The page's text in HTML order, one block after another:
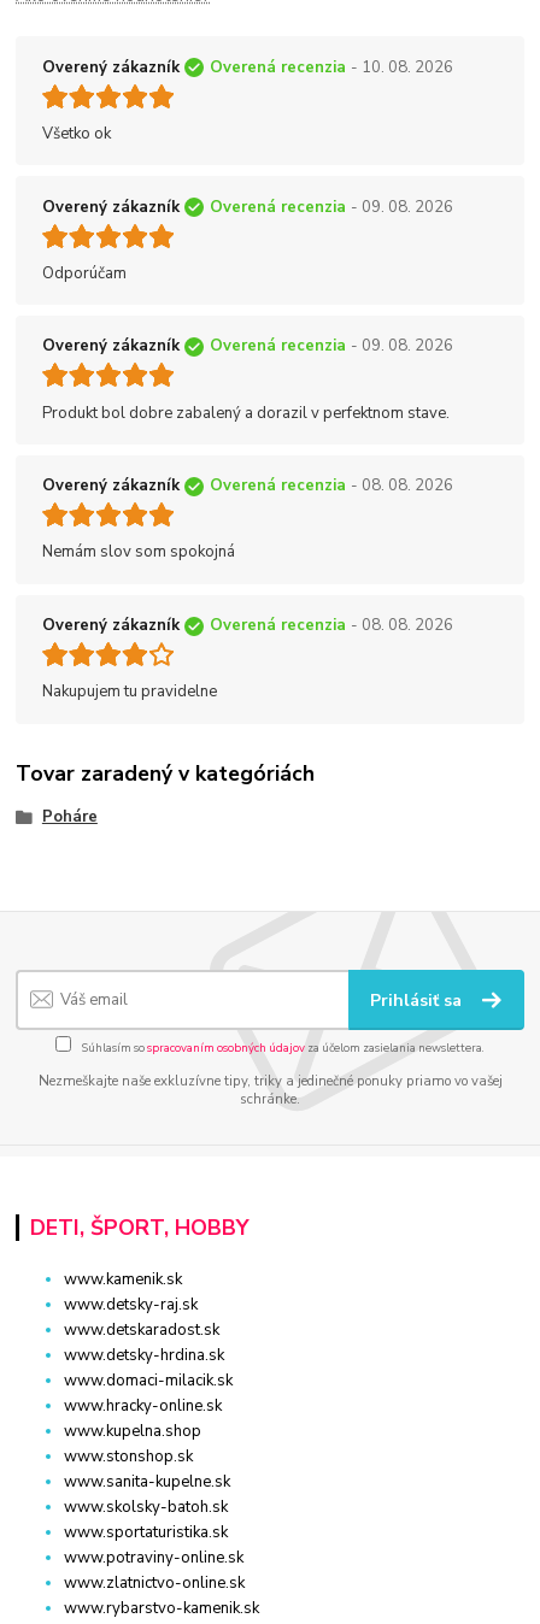
Overený zákazník Overená recenzia - 10. 08. 2026
Všetko ok
Overený zákazník Overená recenzia - 09. 08. 2026
Odporúčam
Overený zákazník Overená recenzia - 09. 08. 2026
Produkt bol dobre zabalený a dorazil v perfektnom stave.
Overený zákazník Overená recenzia - 08. 08. 2026
Nemám slov som spokojná
Overený zákazník Overená recenzia - 08. 08. 2026
Nakupujem tu pravidelne
Tovar zaradený v kategóriách
Poháre
Prihlásiť sa
Súhlasím sospracovaním osobných údajov za účelom zasielania newslettera.
Nezmeškajte naše exkluzívne tipy, triky a jedinečné ponuky priamo vo vašej
schránke.
DETI, ŠPORT, HOBBY
www.kamenik.sk
www.detsky-raj.sk
www.detskaradost.sk
www.detsky-hrdina.sk
www.domaci-milacik.sk
www.hracky-online.sk
www.kupelna.shop
www.stonshop.sk
www.sanita-kupelne.sk
www.skolsky-batoh.sk
www.sportaturistika.sk
www.potraviny-online.sk
www.zlatnictvo-online.sk
www.rybarstvo-kamenik.sk